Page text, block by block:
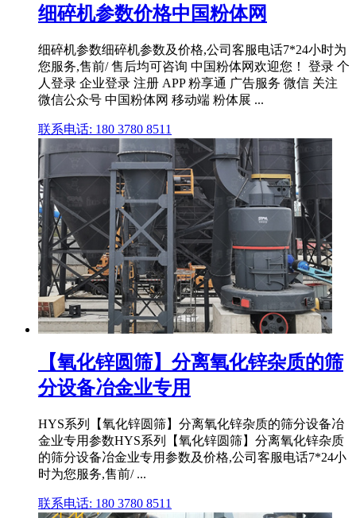
细碎机参数价格中国粉体网
细碎机参数细碎机参数及价格,公司客服电话7*24小时为
您服务,售前/ 售后均可咨询 中国粉体网欢迎您！ 登录 个
人登录 企业登录 注册 APP 粉享通 广告服务 微信 关注
微信公众号 中国粉体网 移动端 粉体展 ...
联系电话: 180 3780 8511
【氧化锌圆筛】分离氧化锌杂质的筛
分设备冶金业专用
HYS系列【氧化锌圆筛】分离氧化锌杂质的筛分设备冶
金业专用参数HYS系列【氧化锌圆筛】分离氧化锌杂质
的筛分设备冶金业专用参数及价格,公司客服电话7*24小
时为您服务,售前/ ...
联系电话: 180 3780 8511